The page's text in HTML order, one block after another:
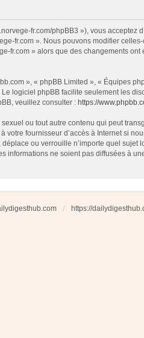
fr.com/phpBB3 »), vous
fr.com ». Nous pouvons modifier
» alors que des changements
», « phpBB Limited », « Équipes
Le logiciel phpBB facilite seulement les
veuillez consulter : https://
ou tout autre contenu qui peut
fournisseur d’accès à Internet si
ou verrouille n’importe quel
ne soient pas diffusées à
https://